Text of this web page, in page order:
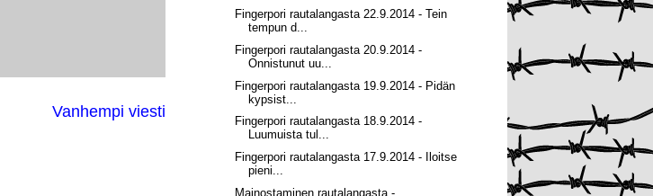
Vanhempi viesti
Fingerpori rautalangasta 22.9.2014 - Tein
tempun d...
Fingerpori rautalangasta 20.9.2014 -
Onnistunut uu...
Fingerpori rautalangasta 19.9.2014 - Pidän
kypsist...
Fingerpori rautalangasta 18.9.2014 -
Luumuista tul...
Fingerpori rautalangasta 17.9.2014 - Iloitse
pieni...
Mainostaminen rautalangasta -